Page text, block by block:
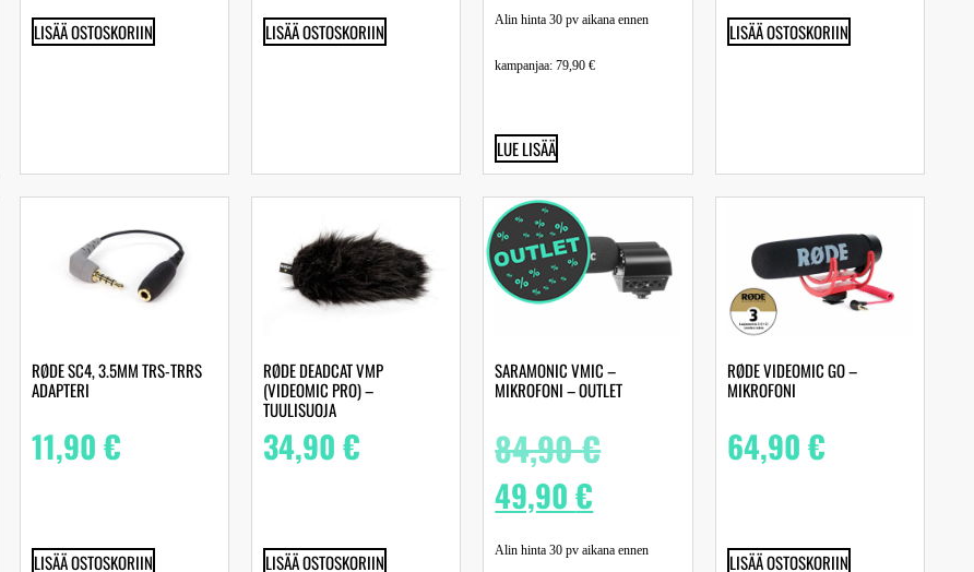
LISÄÄ OSTOSKORIIN LISÄÄ OSTOSKORIIN
Alin hinta 30 pv aikana ennen
kampanjaa:79,90€
LUE LISÄÄ
LISÄÄ OSTOSKORIIN
RØDE SC4, 3.5MM TRS-TRRS
ADAPTERI
11,90€
LISÄÄ OSTOSKORIIN
RØDE DEADCAT VMP
(VIDEOMIC PRO) –
TUULISUOJA
34,90€
LISÄÄ OSTOSKORIIN
SARAMONIC VMIC –
MIKROFONI – OUTLET
84,90€
49,90€
Alin hinta 30 pv aikana ennen
RØDE VIDEOMIC GO –
MIKROFONI
64,90€
LISÄÄ OSTOSKORIIN